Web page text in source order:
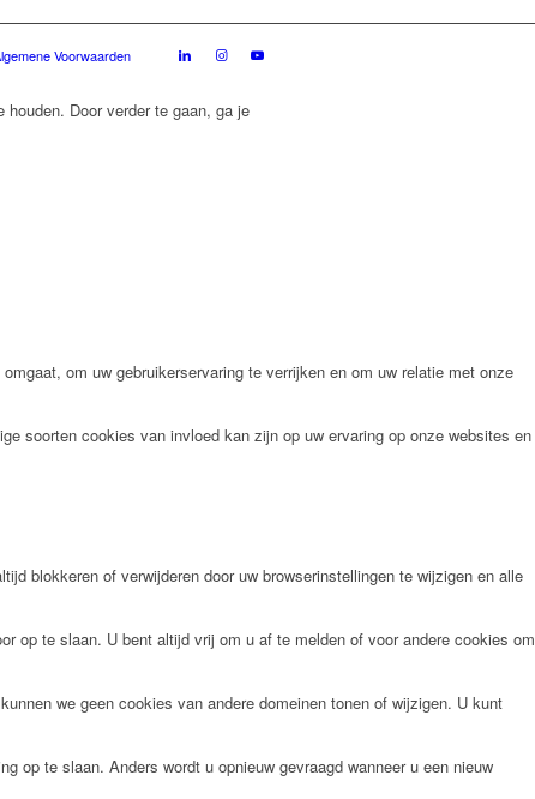
Voorwaarden
Door verder te gaan, ga je
om uw gebruikerservaring te verrijken en om uw relatie met onze
soorten cookies van invloed kan zijn op uw ervaring op onze websites en
blokkeren of verwijderen door uw browserinstellingen te wijzigen en alle
op te slaan. U bent altijd vrij om u af te melden of voor andere cookies om
we geen cookies van andere domeinen tonen of wijzigen. U kunt
op te slaan. Anders wordt u opnieuw gevraagd wanneer u een nieuw